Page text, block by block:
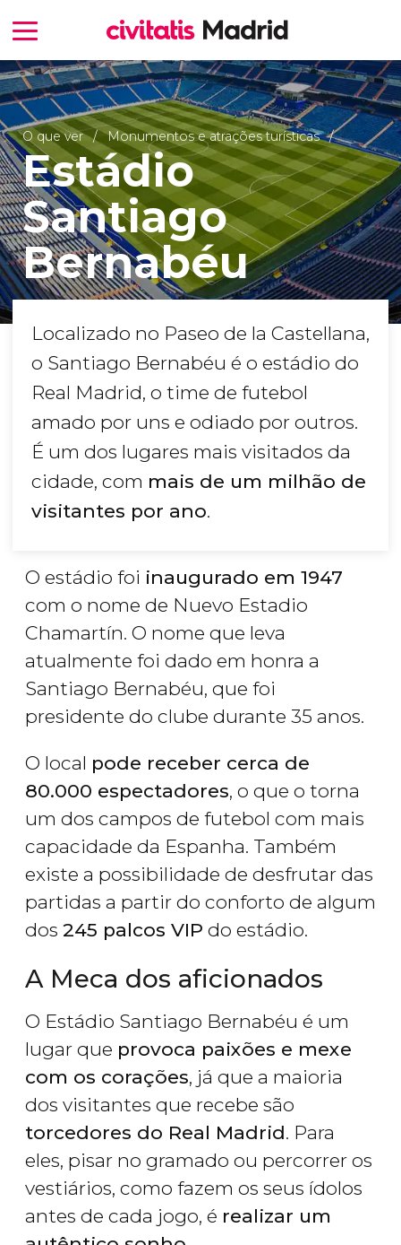
O que ver Monumentos e atrações turísticas
Estádio
Santiago
Bernabéu
Localizado no Paseo de la Castellana,
o Santiago Bernabéu é o estádio do
Real Madrid, o time de futebol
amado por uns e odiado por outros.
É um dos lugares mais visitados da
cidade, com mais de um milhão de
visitantes por ano.
O estádio foi inaugurado em 1947
com o nome de Nuevo Estadio
Chamartín. O nome que leva
atualmente foi dado em honra a
Santiago Bernabéu, que foi
presidente do clube durante 35 anos.
O local pode receber cerca de
80.000 espectadores, o que o torna
um dos campos de futebol com mais
capacidade da Espanha. Também
existe a possibilidade de desfrutar das
partidas a partir do conforto de algum
dos 245 palcos VIP do estádio.
A Meca dos aficionados
O Estádio Santiago Bernabéu é um
lugar que provoca paixões e mexe
com os corações, já que a maioria
dos visitantes que recebe são
torcedores do Real Madrid. Para
eles, pisar no gramado ou percorrer os
vestiários, como fazem os seus ídolos
antes de cada jogo, é realizar um